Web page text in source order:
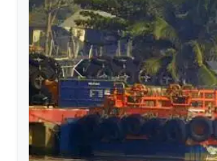
Sebelumnya